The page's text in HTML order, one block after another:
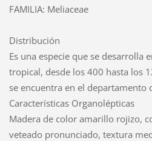
FAMILIA: Meliaceae
Distribución
Es una especie que se desarrolla
tropical, desde los 400 hasta los
se encuentra en el departamento
Características Organolépticas
Madera de color amarillo rojizo,
veteado pronunciado, textura